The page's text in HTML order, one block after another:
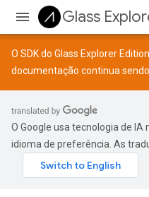
Glass
O SDK do Glass Explorer
documentação continua
O Google usa tecnologia de
idioma de preferência. As